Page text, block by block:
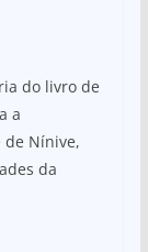
do livro de
a
de Nínive,
da